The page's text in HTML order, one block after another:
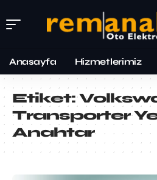
Anasayfa Hizmetlerimiz
Etiket:
Transporter
Anahtar